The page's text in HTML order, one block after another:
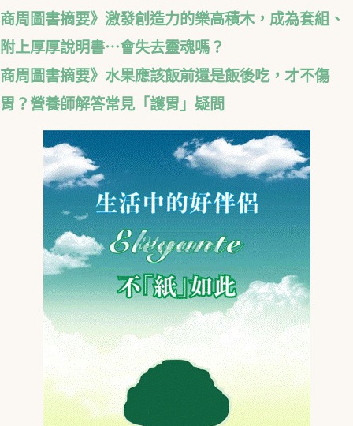
商周圖書摘要》激發創造力的樂高積木，成為套組、
附上厚厚說明書⋯會失去靈魂嗎？
商周圖書摘要》水果應該飯前還是飯後吃，才不傷
胃？營養師解答常見「護胃」疑問